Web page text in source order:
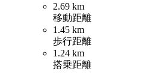
2.69 km
移動距離
1.45 km
歩行距離
1.24 km
搭乗距離